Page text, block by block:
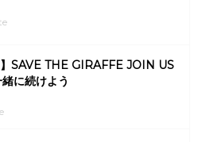
】SAVE THE GIRAFFE JOIN US
に続けよう